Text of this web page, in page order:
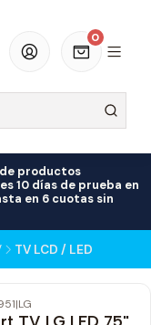
0
de productos
10 días de prueba en
en 6 cuotas sin
TV LCD / LED
|LG
TV LG LED 75"